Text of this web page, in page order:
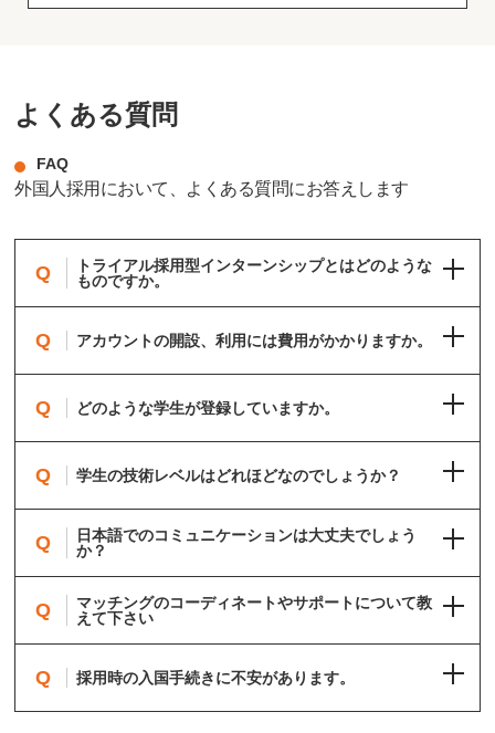
よくある質問
FAQ
外国人採用において、よくある質問にお答えします
Q
トライアル採用型インターンシップとはどのような
ものですか。
Q アカウントの開設、利用には費用がかかりますか。
Q どのような学生が登録していますか。
Q 学生の技術レベルはどれほどなのでしょうか？
Q
日本語でのコミュニケーションは大丈夫でしょう
か？
Q
マッチングのコーディネートやサポートについて教
えて下さい
Q 採用時の入国手続きに不安があります。